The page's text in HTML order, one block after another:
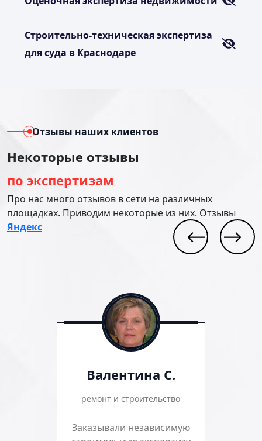
Строительно-техническая экспертиза
для суда в Краснодаре
Отзывы наших клиентов
Некоторые отзывы
по экспертизам
Про нас много отзывов в сети на различных
площадках. Приводим некоторые из них. Отзывы
Яндекс
Валентина С.
ремонт и строительство
Заказывали независимую